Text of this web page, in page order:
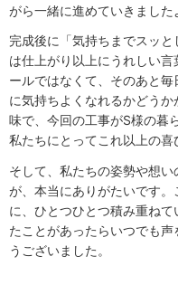
がら一緒に進めていきました
完成後に「気持ちまでスッ
は仕上がり以上にうれしい
ールではなくて、そのあと
に気持ちよくなれるかどう
味で、今回の工事がS様の暮
私たちにとってこれ以上の喜
そして、私たちの姿勢や想
が、本当にありがたいです
に、ひとつひとつ積み重ね
たことがあったらいつでも
うございました。